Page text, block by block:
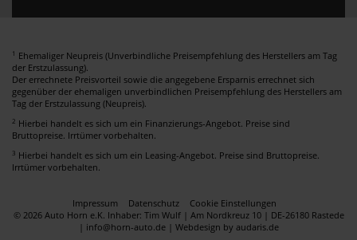
1 Ehemaliger Neupreis (Unverbindliche Preisempfehlung des Herstellers am Tag
der Erstzulassung).
Der errechnete Preisvorteil sowie die angegebene Ersparnis errechnet sich
gegenüber der ehemaligen unverbindlichen Preisempfehlung des Herstellers am
Tag der Erstzulassung (Neupreis).
2 Hierbei handelt es sich um ein Finanzierungs-Angebot. Preise sind
Bruttopreise. Irrtümer vorbehalten.
3 Hierbei handelt es sich um ein Leasing-Angebot. Preise sind Bruttopreise.
Irrtümer vorbehalten.
Impressum Datenschutz
Cookie Einstellungen
© 2026 Auto Horn e.K. Inhaber: Tim Wulf | Am Nordkreuz 10 | DE-26180 Rastede
| info@horn-auto.de | Webdesign by audaris.de